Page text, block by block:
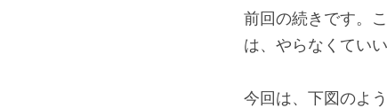
前回の続きです。
は、やらなくていい
今回は、下図のよ